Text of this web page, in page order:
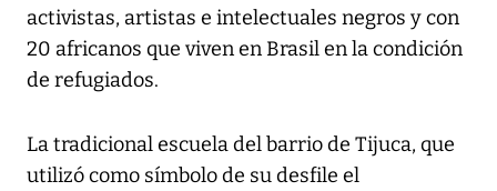
activistas, artistas e intelectuales negros y con
20 africanos que viven en Brasil en la condición
de refugiados.
La tradicional escuela del barrio de Tijuca, que
utilizó como símbolo de su desfile el